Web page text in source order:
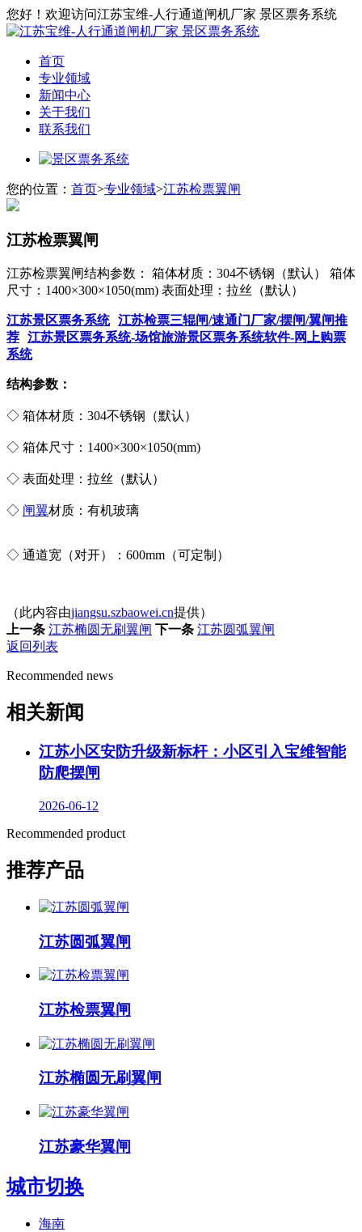
您好！欢迎访问江苏宝维-人行通道闸机厂家 景区票务系统
首页
专业领域
新闻中心
关于我们
联系我们
您的位置： 首页>专业领域>江苏检票翼闸
江苏检票翼闸
江苏检票翼闸结构参数： 箱体材质：304不锈钢（默认） 箱体
尺寸：1400×300×1050(mm) 表面处理：拉丝（默认）
江苏景区票务系统 江苏检票三辊闸/速通门厂家/摆闸/翼闸推
荐 江苏景区票务系统-场馆旅游景区票务系统软件-网上购票
系统
结构参数：
◇ 箱体材质：304不锈钢（默认）
◇ 箱体尺寸：1400×300×1050(mm)
◇ 表面处理：拉丝（默认）
◇ 闸翼材质：有机玻璃
◇ 通道宽（对开）：600mm（可定制）
（此内容由jiangsu.szbaowei.cn提供）
上一条 江苏椭圆无刷翼闸 下一条 江苏圆弧翼闸
返回列表
Recommended news
相关新闻
江苏小区安防升级新标杆：小区引入宝维智能
防爬摆闸
2026-06-12
Recommended product
推荐产品
江苏圆弧翼闸
江苏检票翼闸
江苏椭圆无刷翼闸
江苏豪华翼闸
城市切换
海南